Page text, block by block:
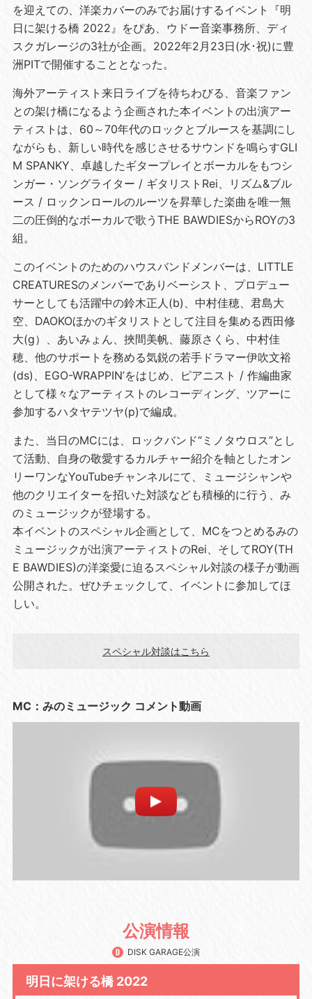
を迎えての、洋楽カバーのみでお届けするイベント『明
日に架ける橋 2022』をぴあ、ウドー音楽事務所、ディ
スクガレージの3社が企画。2022年2月23日(水･祝)に豊
洲PITで開催することとなった。
海外アーティスト来日ライブを待ちわびる、音楽ファン
との架け橋になるよう企画された本イベントの出演アー
ティストは、60～70年代のロックとブルースを基調にし
ながらも、新しい時代を感じさせるサウンドを鳴らすGLI
M SPANKY、卓越したギタープレイとボーカルをもつシ
ンガー・ソングライター / ギタリストRei、リズム&ブル
ース / ロックンロールのルーツを昇華した楽曲を唯一無
二の圧倒的なボーカルで歌うTHE BAWDIESからROYの3
組。
このイベントのためのハウスバンドメンバーは、LITTLE
CREATURESのメンバーでありベーシスト、プロデュー
サーとしても活躍中の鈴木正人(b)、中村佳穂、君島大
空、DAOKOほかのギタリストとして注目を集める西田修
大(g）、あいみょん、挾間美帆、藤原さくら、中村佳
穂、他のサポートを務める気鋭の若手ドラマー伊吹文裕
(ds)、EGO-WRAPPIN’をはじめ、ピアニスト / 作編曲家
として様々なアーティストのレコーディング、ツアーに
参加するハタヤテツヤ(p)で編成。
また、当日のMCには、ロックバンド“ミノタウロス”とし
て活動、自身の敬愛するカルチャー紹介を軸としたオン
リーワンなYouTubeチャンネルにて、ミュージシャンや
他のクリエイターを招いた対談なども積極的に行う、み
のミュージックが登場する。
本イベントのスペシャル企画として、MCをつとめるみの
ミュージックが出演アーティストのRei、そしてROY(TH
E BAWDIES)の洋楽愛に迫るスペシャル対談の様子が動画
公開された。ぜひチェックして、イベントに参加してほ
しい。
スペシャル対談はこちら
MC：みのミュージック コメント動画
公演情報
DISK GARAGE公演
明日に架ける橋 2022